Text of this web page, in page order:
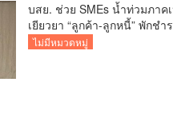
บสย. ช่วย SMEs น้ำท่วมภาค
เยียวยา “ลูกค้า-ลูกหนี้” พักชำ
ธรรมเนียม-ค่างวด
ไม่มีหมวดหมู่